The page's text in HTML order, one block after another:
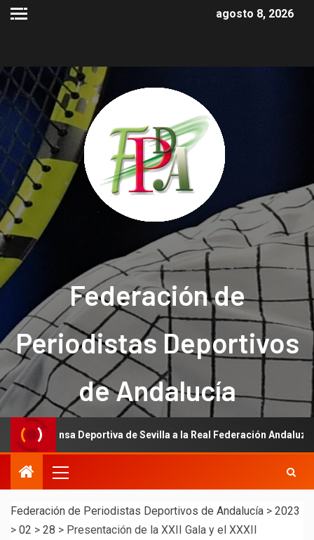
agosto 8, 2026
Federación de
Periodistas Deportivos
de Andalucía
Deportiva de Sevilla a la Real Federación Andaluza de Fútbol
Federación de Periodistas Deportivos de Andalucía > 2023
> 02 > 28 > Presentación de la XXII Gala y el XXXII